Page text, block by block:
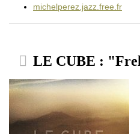
michelperez.jazz.free.fr
LE CUBE :